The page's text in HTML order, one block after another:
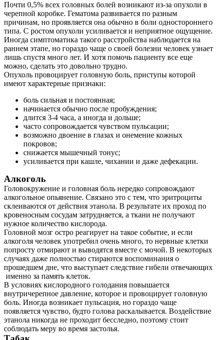
Почти 0,5% всех головных болей возникают из-за опухоли в
черепной коробке. Гематома развивается по разным
причинам, но проявляется она обычно в боли одностороннего
типа. С ростом опухоли усиливается и неприятное ощущение.
Иногда симптоматика такого расстройства наблюдается на
раннем этапе, но гораздо чаще о своей болезни человек узнает
лишь спустя много лет. И хотя помочь пациенту все еще
можно, сделать это довольно трудно.
Опухоль провоцирует головную боль, приступы которой
имеют характерные признаки:
боль сильная и постоянная;
начинается обычно после пробуждения;
длится 3-4 часа, а иногда и дольше;
часто сопровождается чувством пульсации;
возможно двоение в глазах и онемение кожных
покровов;
снижается мышечный тонус;
усиливается при кашле, чихании и даже дефекации.
Алкоголь
Головокружение и головная боль нередко сопровождают
алкогольное опьянение. Связано это с тем, что эритроциты
склеиваются от действия этанола. В результате их проход по
кровеносным сосудам затрудняется, а ткани не получают
нужное количество кислорода.
Головной мозг остро реагирует на такое событие, и если
алкоголя человек употребил очень много, то нервные клетки
попросту отмирают и выводятся вместе с мочой. В некоторых
случаях даже полностью стираются воспоминания о
прошедшем дне, что выступает следствие гибели отвечающих
именно за память клеток.
В условиях кислородного голодания повышается
внутричерепное давление, которое и провоцирует головную
боль. Иногда возникает пульсация, но гораздо чаще
появляется чувство, будто голова раскалывается. Воздействие
этанола никогда не проходит бесследно, поэтому стоит
соблюдать меру во время застолья.